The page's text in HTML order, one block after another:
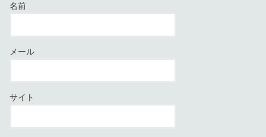
名前
メール
サイト